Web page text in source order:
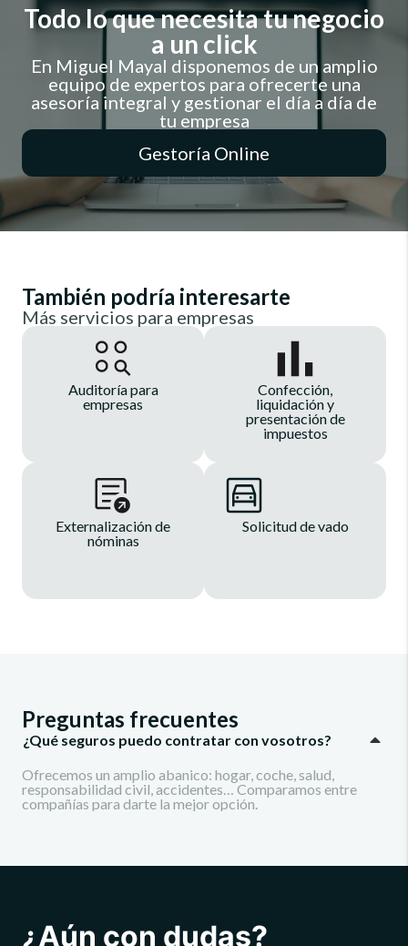
Todo lo que necesita tu negocio
a un click
En Miguel Mayal disponemos de un amplio
equipo de expertos para ofrecerte una
asesoría integral y gestionar el día a día de
tu empresa
Gestoría Online
También podría interesarte
Más servicios para empresas
Auditoría para
empresas
Confección,
liquidación y
presentación de
impuestos
Externalización de
nóminas
Solicitud de vado
Preguntas frecuentes
¿Qué seguros puedo contratar con vosotros?
Ofrecemos un amplio abanico: hogar, coche, salud,
responsabilidad civil, accidentes… Comparamos entre
compañías para darte la mejor opción.
¿Aún con dudas?